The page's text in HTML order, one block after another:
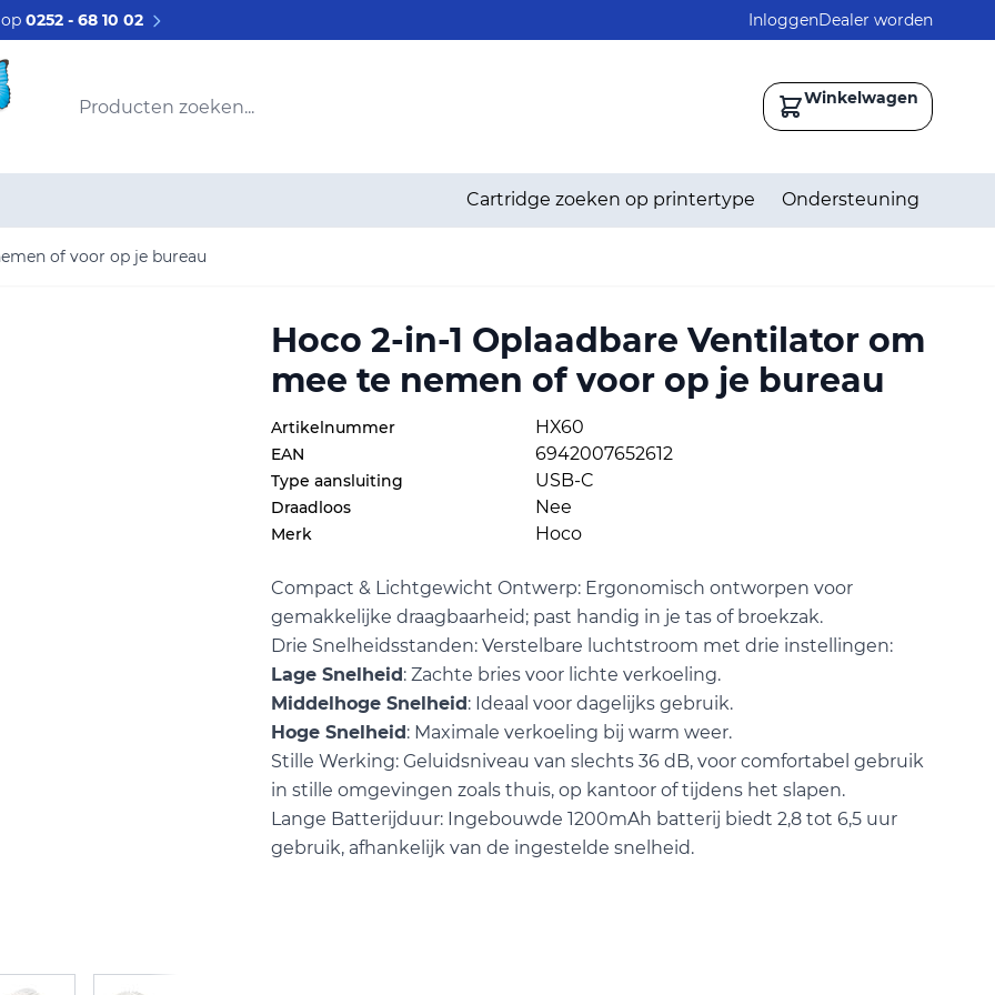
0252 - 68 10 02 InloggenDealer worden
Producten zoeken... Winkelwagen
Cartridge zoeken op printertype Ondersteuning
of voor op je bureau
Hoco 2-in-1 Oplaadbare Ventilator om
mee te nemen of voor op je bureau
View larger image
Artikelnummer HX60
EAN 6942007652612
Type aansluiting USB-C
Draadloos Nee
Merk Hoco
Compact & Lichtgewicht Ontwerp: Ergonomisch ontworpen voor
gemakkelijke draagbaarheid; past handig in je tas of broekzak.
Drie Snelheidsstanden: Verstelbare luchtstroom met drie instellingen:
Lage Snelheid: Zachte bries voor lichte verkoeling.
Middelhoge Snelheid: Ideaal voor dagelijks gebruik.
Hoge Snelheid: Maximale verkoeling bij warm weer.
Stille Werking: Geluidsniveau van slechts 36 dB, voor comfortabel gebruik
in stille omgevingen zoals thuis, op kantoor of tijdens het slapen.
Lange Batterijduur: Ingebouwde 1200mAh batterij biedt 2,8 tot 6,5 uur
gebruik, afhankelijk van de ingestelde snelheid.